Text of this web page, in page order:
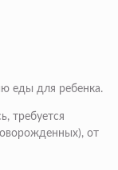
еды для ребенка.
требуется
от